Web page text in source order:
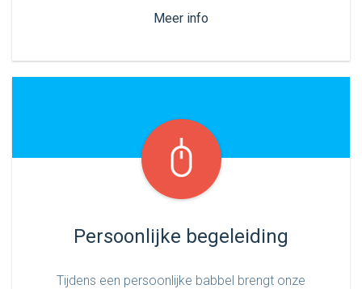
Meer info
Persoonlijke begeleiding
Tijdens een persoonlijke babbel brengt onze